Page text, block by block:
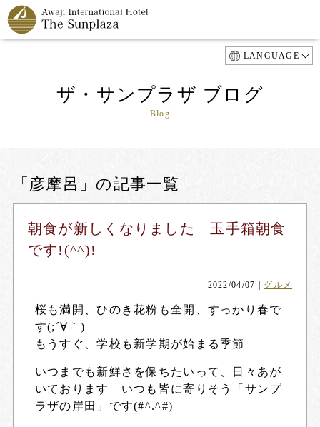
LANGUAGE
ザ・サンプラザ ブログ
Blog
「彦摩呂」の記事一覧
朝食が新しくなりました 玉手箱朝食
です!(^^)!
2022/04/07 グルメ
桜も満開、ひのき花粉も全開、すっかり春で
す(;´∀｀)
もうすぐ、学校も新学期が始まる季節
いつまでも新鮮さを保ちたいって、日々あが
いております いつも皆に寄りそう「サンプ
ラザの岸田」です(#^.^#)